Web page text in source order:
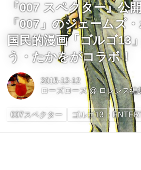
『007 スペクター』公
「007」のジェームズ・
国民的漫画「ゴルゴ13
う・たかをがコラボ！
2015-12-12
ローズローズ@ロレンス編
007スペクター ゴルゴ13